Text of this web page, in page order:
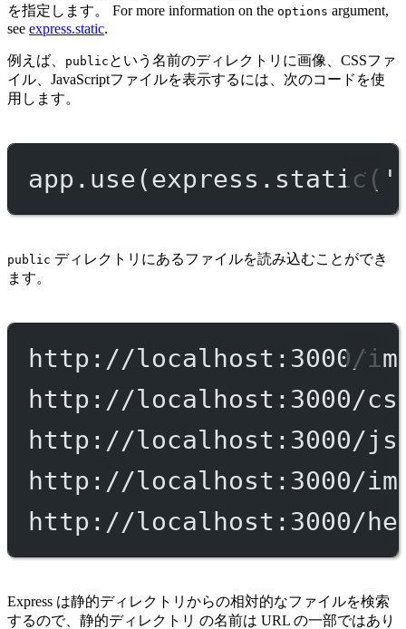
を指定します。 For more information on the options argument,
see express.static.
例えば、 public という名前のディレクトリに画像、CSSファ
イル、JavaScriptファイルを表示するには、次のコードを使
用します。
app. use(express. static (
public ディレクトリにあるファイルを読み込むことができ
ます。
http://localhost:3000/
http://localhost:3000/
http://localhost:3000/
http://localhost:3000/
http://localhost:3000/
Express は静的ディレクトリからの相対的なファイルを検索
するので、静的ディレクトリ の名前は URL の一部ではあり